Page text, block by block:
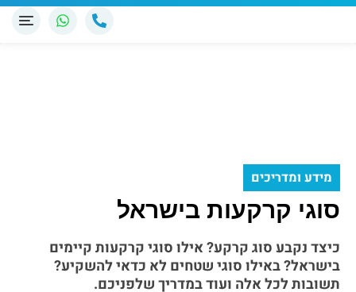
מידע ומדריכים
סוגי קרקעות בישראל
כיצד נקבע סוג קרקע? אילו סוגי קרקעות קיימים
בישראל? באילו סוגי שטחים לא כדאי להשקיע?
תשובות לכל אלה ועוד במדריך שלפניכם.